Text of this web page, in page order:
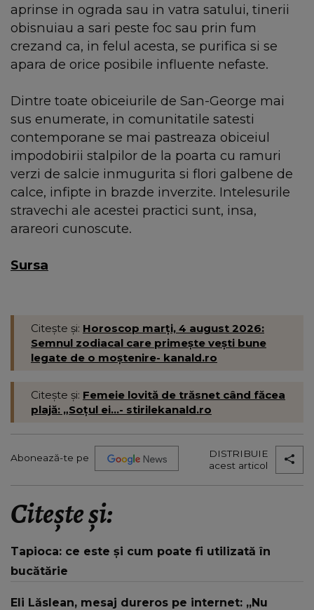
aprinse in ograda sau in vatra satului, tinerii
obisnuiau a sari peste foc sau prin fum
crezand ca, in felul acesta, se purifica si se
apara de orice posibile influente nefaste.
Dintre toate obiceiurile de San-George mai
sus enumerate, in comunitatile satesti
contemporane se mai pastreaza obiceiul
impodobirii stalpilor de la poarta cu ramuri
verzi de salcie inmugurita si flori galbene de
calce, infipte in brazde inverzite. Intelesurile
stravechi ale acestei practici sunt, insa,
arareori cunoscute.
Sursa
Citește și: Horoscop marți, 4 august 2026:
Semnul zodiacal care primește vești bune
legate de o moștenire- kanald.ro
Citește și: Femeie lovită de trăsnet când făcea
plajă: „Soțul ei...- stirilekanald.ro
Abonează-te pe
DISTRIBUIE
acest articol
Citește și:
Tapioca: ce este și cum poate fi utilizată în
bucătărie
Eli Lăslean, mesaj dureros pe internet: „Nu